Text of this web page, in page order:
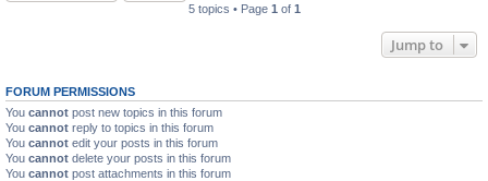
5 topics • Page 1 of 1
Jump to
FORUM PERMISSIONS
You cannot post new topics in this forum
You cannot reply to topics in this forum
You cannot edit your posts in this forum
You cannot delete your posts in this forum
You cannot post attachments in this forum